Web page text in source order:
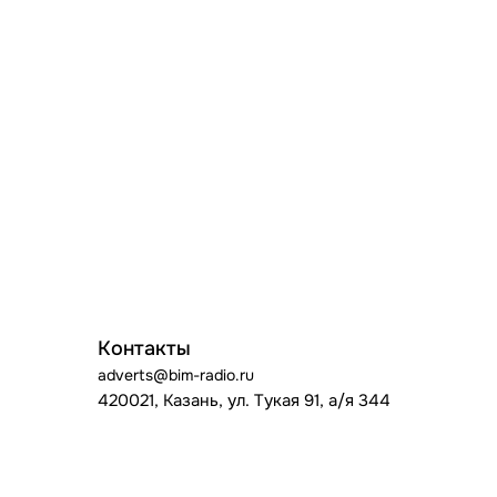
Контакты
adverts@bim-radio.ru
420021, Казань, ул. Тукая 91, а/я 344